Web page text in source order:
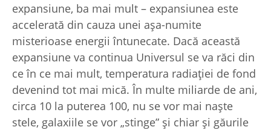
expansiune, ba mai mult – expansiunea este
accelerată din cauza unei aşa-numite
misterioase energii întunecate. Dacă această
expansiune va continua Universul se va răci din
ce în ce mai mult, temperatura radiaţiei de fond
devenind tot mai mică. În multe miliarde de ani,
circa 10 la puterea 100, nu se vor mai naşte
stele, galaxiile se vor „stinge” şi chiar şi găurile